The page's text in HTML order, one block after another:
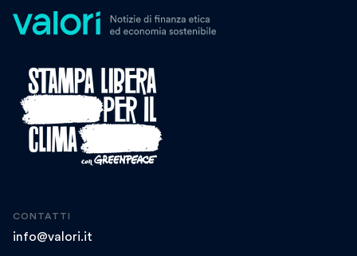
CONTATTI
info@valori.it